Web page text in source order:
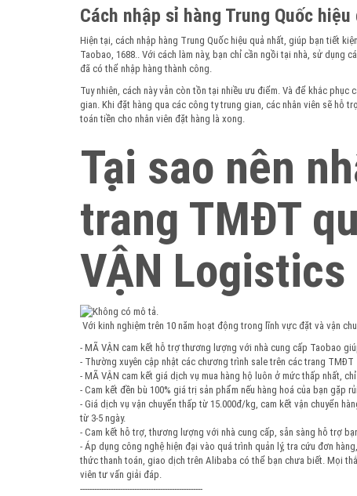
Cách nhập sỉ hàng Trung Quốc
Hiện tại, cách nhập hàng Trung Quốc hiệu quả nhất, giúp bạn tiết
Taobao, 1688.. Với cách làm này, bạn chỉ cần ngồi tại nhà, sử
đã có thể nhập hàng thành công.
Tuy nhiên, cách này vẫn còn tồn tại nhiều ưu điểm. Và để khắc
gian. Khi đặt hàng qua các công ty trung gian, các nhân viên sẽ hỗ
toán tiền cho nhân viên đặt hàng là xong.
Tại sao nên
trang TMĐT
VẬN Logistics
Với kinh nghiệm trên 10 năm hoạt động trong lĩnh vực đặt và vận
- MÃ VẬN cam kết hỗ trợ thương lượng với nhà cung cấp Taobao
- Thường xuyên cập nhật các chương trình sale trên các trang TMĐT
- MÃ VẬN cam kết giá dịch vụ mua hàng hộ luôn ở mức thấp nhất,
- Cam kết đền bù 100% giá trị sản phẩm nếu hàng hoá của bạn gặp
- Giá dịch vụ vận chuyển thấp từ 15.000đ/kg, cam kết vận chuyển
từ 3-5 ngày.
- Cam kết hỗ trợ, thương lượng với nhà cung cấp, sẵn sàng hỗ trợ
- Áp dụng công nghệ hiện đại vào quá trình quản lý, tra cứu đơn
thức thanh toán, giao dịch trên Alibaba có thể bạn chưa biết. Mọi
viên tư vấn giải đáp.
----------------------------------------------------